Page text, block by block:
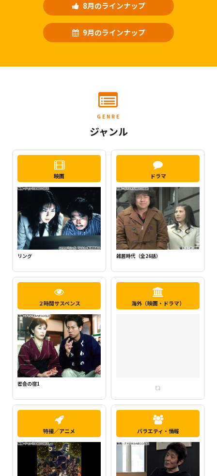
8月のラインナップ
9月のラインナップ
GENRE
ジャンル
映画
らせん
ドラマ
新・ミナミの帝王1（千原ジュニア主
２時間サスペンス
密会の宿2
海外（映画・ドラマ）
特撮／アニメ バラエティ・情報